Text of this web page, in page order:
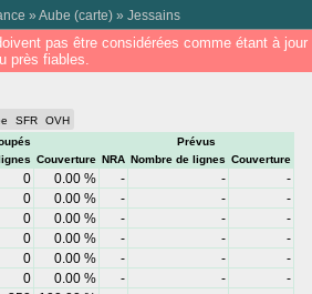
» Aube (carte) » Jessains
pas être considérées comme étant à
près fiables.
SFR
OVH
Prévus
Couverture NRA Nombre de lignes Couverture
0 0.00 % - -
-
0 0.00 % - -
-
0 0.00 % - -
-
0 0.00 % - -
-
0 0.00 % - -
-
0 0.00 % - -
-